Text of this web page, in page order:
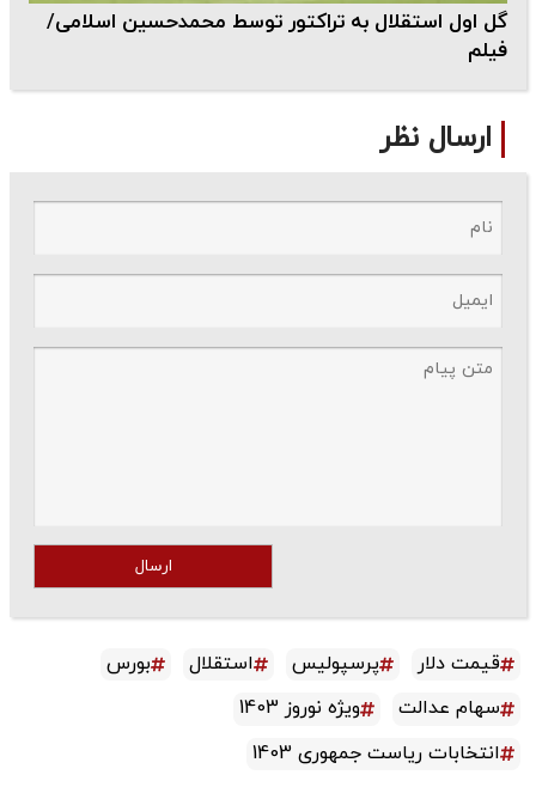
گل اول استقلال به تراکتور توسط محمدحسین اسلامی/
فیلم
ارسال نظر
ارسال
قیمت دلار پرسپولیس استقلال
بورس
سهام عدالت
ویژه نوروز 1403
انتخابات ریاست جمهوری 1403